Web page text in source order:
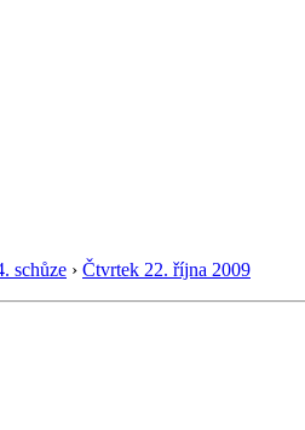
schůze › Čtvrtek 22. října 2009